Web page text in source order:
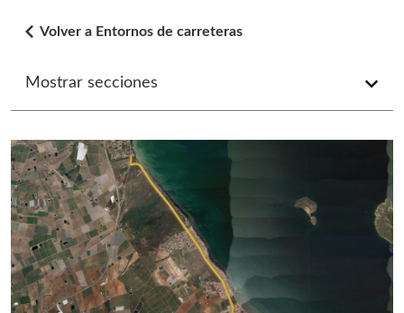
arrow_back_ios Volver a Entornos de carreteras
Mostrar secciones arrow_forward_ios